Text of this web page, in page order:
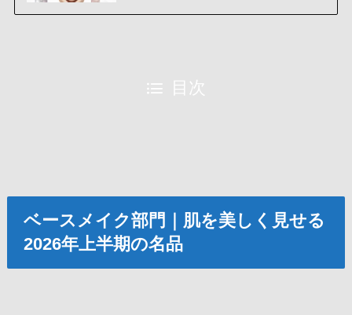
目次
ベースメイク部門｜肌を美しく見せる
2026年上半期の名品